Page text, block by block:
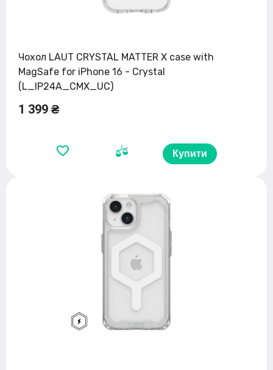
Чохол LAUT CRYSTAL MATTER X case with
MagSafe for iPhone 16 - Crystal
(L_IP24A_CMX_UC)
1 399 ₴
Купити